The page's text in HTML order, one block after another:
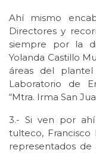
Ahí mismo
Directores y
siempre por la
Yolanda Castillo
áreas del plantel
Laboratorio de
“Mtra. Irma San
3.- Si ven por ahí
tulteco, Francisco
representados